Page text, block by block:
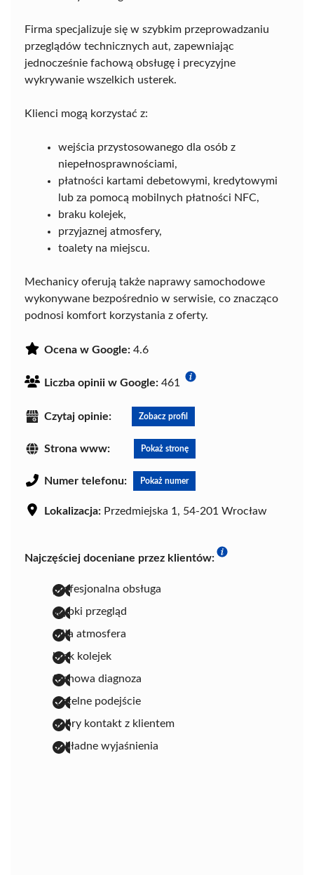
Firma specjalizuje się w szybkim przeprowadzaniu
przeglądów technicznych aut, zapewniając
jednocześnie fachową obsługę i precyzyjne
wykrywanie wszelkich usterek.
Klienci mogą korzystać z:
wejścia przystosowanego dla osób z
niepełnosprawnościami,
płatności kartami debetowymi, kredytowymi
lub za pomocą mobilnych płatności NFC,
braku kolejek,
przyjaznej atmosfery,
toalety na miejscu.
Mechanicy oferują także naprawy samochodowe
wykonywane bezpośrednio w serwisie, co znacząco
podnosi komfort korzystania z oferty.
Ocena w Google: 4.6
Liczba opinii w Google: 461
Czytaj opinie: Zobacz profil
Strona www: Pokaż stronę
Numer telefonu: Pokaż numer
Lokalizacja: Przedmiejska 1, 54-201 Wrocław
Najczęściej doceniane przez klientów:
profesjonalna obsługa
szybki przegląd
miła atmosfera
brak kolejek
fachowa diagnoza
rzetelne podejście
dobry kontakt z klientem
dokładne wyjaśnienia